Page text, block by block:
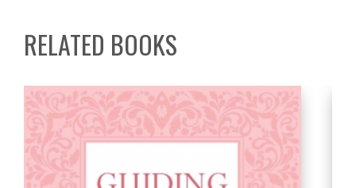
RELATED BOOKS